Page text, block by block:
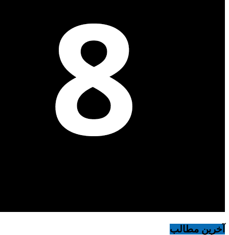
آخرین مطالب